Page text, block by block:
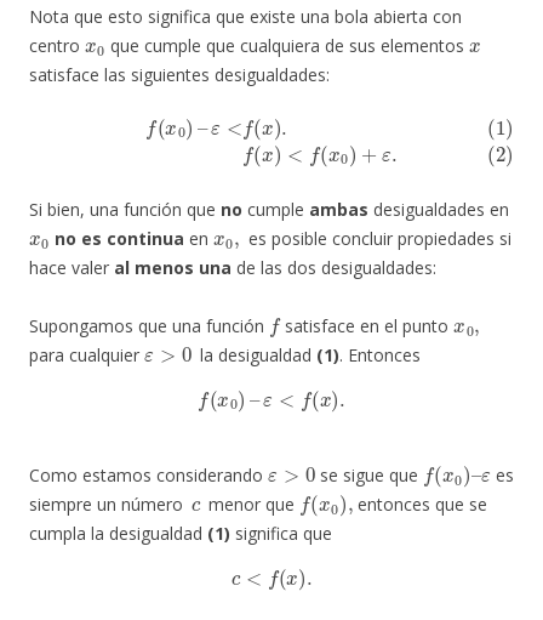
Nota que esto significa que existe una bola abierta con
centro
x0
que cumple que cualquiera de sus elementos
satisface las siguientes desigualdades:
(1)f(x 0 –ε <f(x).(2)
Si bien, una función que no cumple ambas desigualdades en
x0
no es continua en
x0,
es posible concluir propiedades si
hace valer al menos una de las dos desigualdades:
Supongamos que una función satisface en el punto
para cualquier
ε> 0
la desigualdad (1). Entonces
f( x0 –ε <f (x).
Como estamos considerando se sigue que
(x )–
es
siempre un número
c
menor que
(x0),
entonces que se
cumpla la desigualdad (1) significa que
c< f(x).